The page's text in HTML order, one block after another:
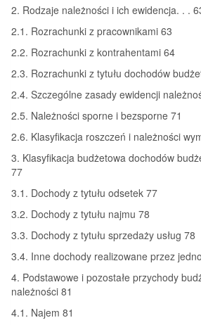
2. Rodzaje należności i ich ewidencja. . .
2.1. Rozrachunki z pracownikami 63
2.2. Rozrachunki z kontrahentami 64
2.3. Rozrachunki z tytułu dochodów
2.4. Szczególne zasady ewidencji
2.5. Należności sporne i bezsporne 71
2.6. Klasyfikacja roszczeń i należności
3. Klasyfikacja budżetowa dochodów
77
3.1. Dochody z tytułu odsetek 77
3.2. Dochody z tytułu najmu 78
3.3. Dochody z tytułu sprzedaży usług 78
3.4. Inne dochody realizowane przez
4. Podstawowe i pozostałe przychody
należności 81
4.1. Najem 81